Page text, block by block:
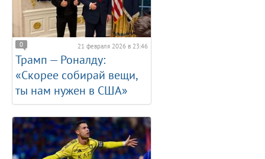
0 21 февраля 2026 в 23:46
Трамп — Роналду:
«Скорее собирай вещи,
ты нам нужен в США»